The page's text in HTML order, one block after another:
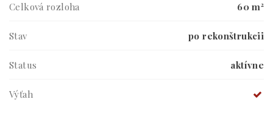
Celková rozloha 60 m²
Stav po rekonštrukcii
Status aktívne
Výťah